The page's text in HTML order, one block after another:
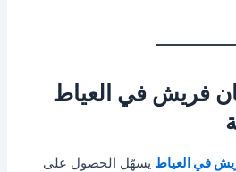
فريش في العياط
في العياط يسهّل الحصول على